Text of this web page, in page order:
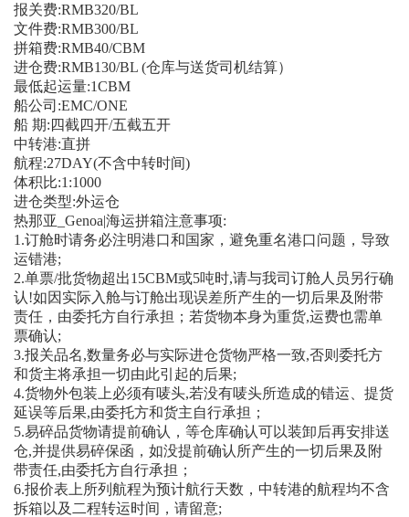
报关费:RMB320/BL
文件费:RMB300/BL
拼箱费:RMB40/CBM
进仓费:RMB130/BL (仓库与送货司机结算）
最低起运量:1CBM
船公司:EMC/ONE
船 期:四截四开/五截五开
中转港:直拼
航程:27DAY(不含中转时间)
体积比:1:1000
进仓类型:外运仓
热那亚_Genoa|海运拼箱注意事项:
1.订舱时请务必注明港口和国家，避免重名港口问题，导致
运错港;
2.单票/批货物超出15CBM或5吨时,请与我司订舱人员另行确
认!如因实际入舱与订舱出现误差所产生的一切后果及附带
责任，由委托方自行承担；若货物本身为重货,运费也需单
票确认;
3.报关品名,数量务必与实际进仓货物严格一致,否则委托方
和货主将承担一切由此引起的后果;
4.货物外包装上必须有唛头,若没有唛头所造成的错运、提货
延误等后果,由委托方和货主自行承担；
5.易碎品货物请提前确认，等仓库确认可以装卸后再安排送
仓,并提供易碎保函，如没提前确认所产生的一切后果及附
带责任,由委托方自行承担；
6.报价表上所列航程为预计航行天数，中转港的航程均不含
拆箱以及二程转运时间，请留意;